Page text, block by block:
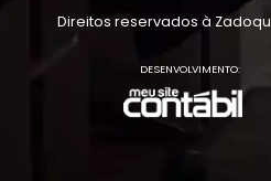
Direitos reservados à
DESENVOLVIMENTO: